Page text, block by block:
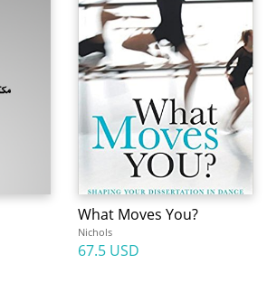
What Moves You?
Nichols
67.5 USD